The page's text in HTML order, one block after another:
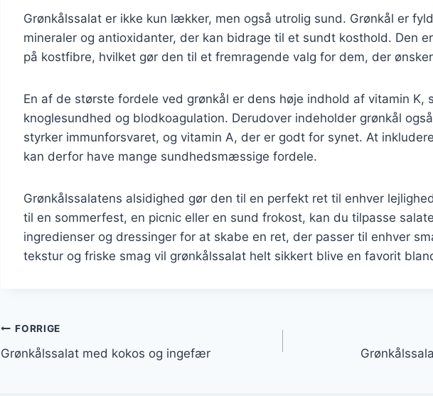
Grønkålssalat er ikke kun lækker, men også utrolig sund. Grønkål er
mineraler og antioxidanter, der kan bidrage til et sundt kosthold. Den
på kostfibre, hvilket gør den til et fremragende valg for dem, der
En af de største fordele ved grønkål er dens høje indhold af vitamin K,
knoglesundhed og blodkoagulation. Derudover indeholder grønkål
styrker immunforsvaret, og vitamin A, der er godt for synet. At
kan derfor have mange sundhedsmæssige fordele.
Grønkålssalatens alsidighed gør den til en perfekt ret til enhver
til en sommerfest, en picnic eller en sund frokost, kan du tilpasse
ingredienser og dressinger for at skabe en ret, der passer til enhver
tekstur og friske smag vil grønkålssalat helt sikkert blive en favorit
Indlægsnavigation
FORRIGE
Grønkålssalat med kokos og ingefær